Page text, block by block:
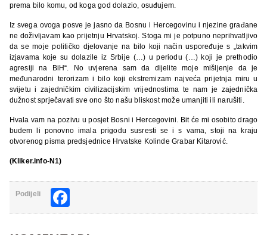
prema bilo komu, od koga god dolazio, osuđujem.
Iz svega ovoga posve je jasno da Bosnu i Hercegovinu i njezine građane
ne doživljavam kao prijetnju Hrvatskoj. Stoga mi je potpuno neprihvatljivo
da se moje političko djelovanje na bilo koji način uspoređuje s „takvim
izjavama koje su dolazile iz Srbije (…) u periodu (…) koji je prethodio
agresiji na BiH“. No uvjerena sam da dijelite moje mišljenje da je
međunarodni terorizam i bilo koji ekstremizam najveća prijetnja miru u
svijetu i zajedničkim civilizacijskim vrijednostima te nam je zajednička
dužnost sprječavati sve ono što našu bliskost može umanjiti ili narušiti.
Hvala vam na pozivu u posjet Bosni i Hercegovini. Bit će mi osobito drago
budem li ponovno imala prigodu susresti se i s vama, stoji na kraju
otvorenog pisma predsjednice Hrvatske Kolinde Grabar Kitarović.
(Kliker.info-N1)
Podijeli